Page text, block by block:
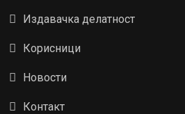
Издавачка делатност
Корисници
Новости
Контакт